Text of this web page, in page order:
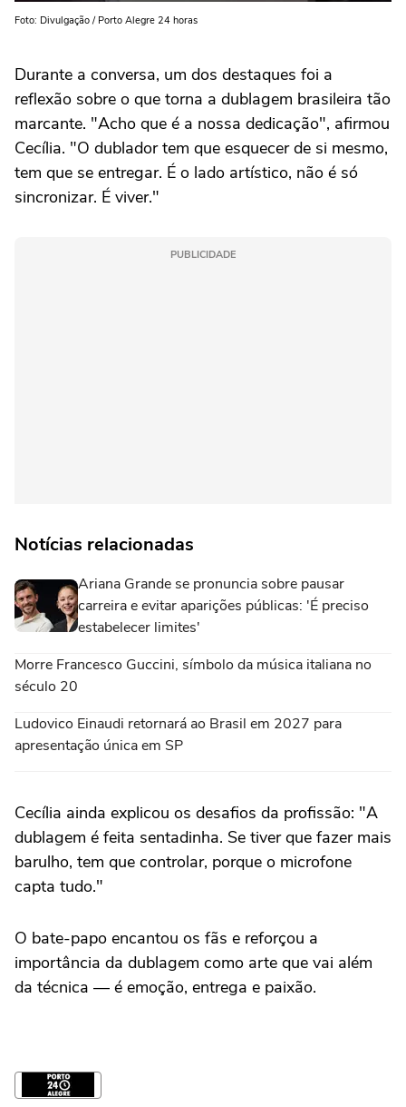
Foto: Divulgação / Porto Alegre 24 horas
Durante a conversa, um dos destaques foi a
reflexão sobre o que torna a dublagem brasileira tão
marcante. "Acho que é a nossa dedicação", afirmou
Cecília. "O dublador tem que esquecer de si mesmo,
tem que se entregar. É o lado artístico, não é só
sincronizar. É viver."
PUBLICIDADE
Notícias relacionadas
Ariana Grande se pronuncia sobre pausar
carreira e evitar aparições públicas: 'É preciso
estabelecer limites'
Morre Francesco Guccini, símbolo da música italiana no
século 20
Ludovico Einaudi retornará ao Brasil em 2027 para
apresentação única em SP
Cecília ainda explicou os desafios da profissão: "A
dublagem é feita sentadinha. Se tiver que fazer mais
barulho, tem que controlar, porque o microfone
capta tudo."
O bate-papo encantou os fãs e reforçou a
importância da dublagem como arte que vai além
da técnica — é emoção, entrega e paixão.